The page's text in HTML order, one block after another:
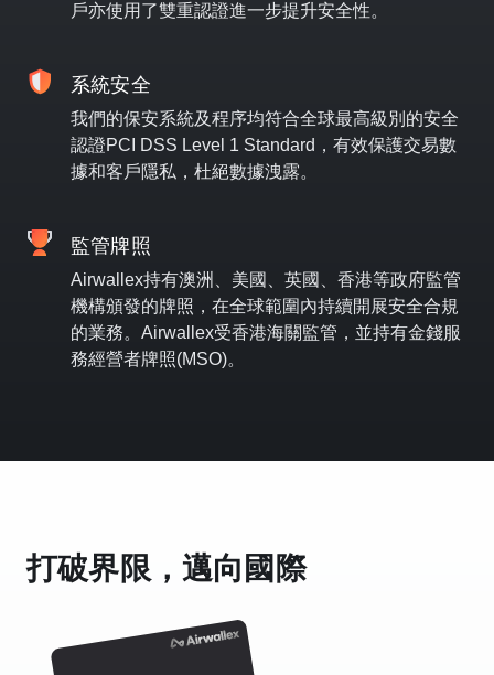
戶亦使用了雙重認證進一步提升安全性。
系統安全
我們的保安系統及程序均符合全球最高級別的安全
認證PCI DSS Level 1 Standard，有效保護交易數
據和客戶隱私，杜絕數據洩露。
監管牌照
Airwallex持有澳洲、美國、英國、香港等政府監管
機構頒發的牌照，在全球範圍內持續開展安全合規
的業務。Airwallex受香港海關監管，並持有金錢服
務經營者牌照(MSO)。
打破界限，邁向國際